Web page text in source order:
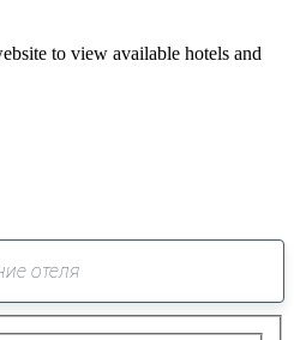
to view available hotels and
0
предложение
найдено